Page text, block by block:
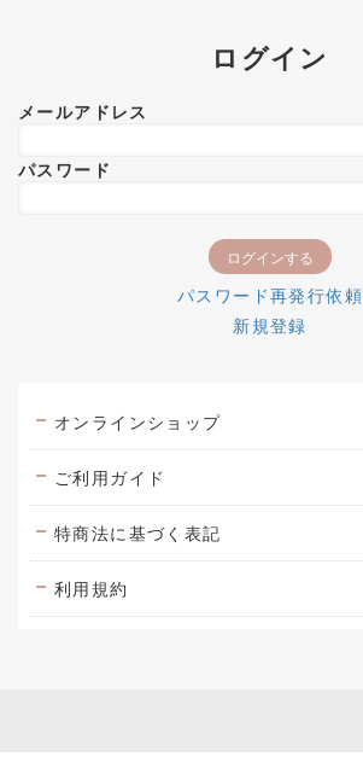
ログイン
メールアドレス
パスワード
パスワード再発行依頼
新規登録
オンラインショップ
ご利用ガイド
特商法に基づく表記
利用規約